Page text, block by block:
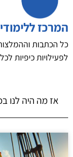
המרכז
כל הכתבות
לפעילויות כיפיות
אז מה היה לנו